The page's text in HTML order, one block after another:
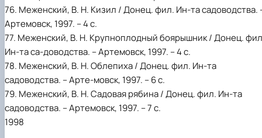
76. Меженский, В. Н. Кизил / Донец. фил. Ин-та садоводства.
Артемовск, 1997. – 4 с.
77. Меженский, В. Н. Крупноплодный боярышник / Донец.
Ин-та са-доводства. – Артемовск, 1997. – 4 с.
78. Меженский, В. Н. Облепиха / Донец. фил. Ин-та
садоводства. – Арте-мовск, 1997. – 6 с.
79. Меженский, В. Н. Садовая рябина / Донец. фил. Ин-та
садоводства. – Артемовск, 1997. – 7 с.
1998